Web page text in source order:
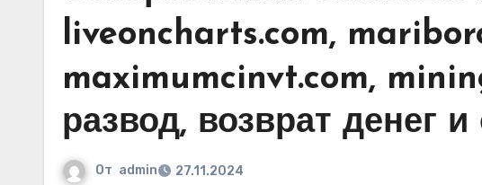
liveoncharts.com,
maximumcinvt.com,
развод, возврат денег
От admin 27.11.2024